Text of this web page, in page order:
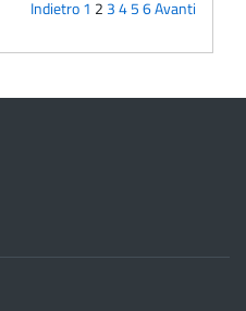
Indietro1 2 3456Avanti